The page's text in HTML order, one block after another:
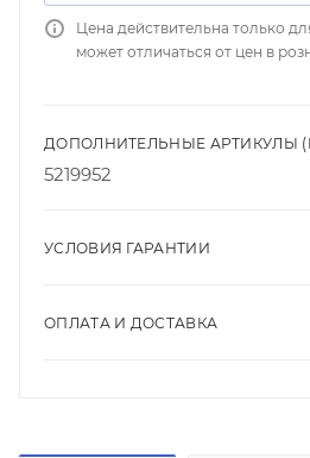
Цена действительна только
может отличаться от цен в
ДОПОЛНИТЕЛЬНЫЕ АРТИКУЛЫ
5219952
УСЛОВИЯ ГАРАНТИИ
ОПЛАТА И ДОСТАВКА